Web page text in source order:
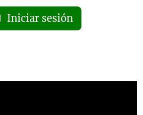
Iniciar sesión